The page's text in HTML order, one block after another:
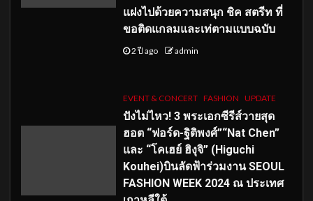
แฝงไปด้วยความสนุก ชิค สตรีท ที่
ขอติดแกลมและเท่ตามแบบฉบับ
2 ปี ago admin
EVENT & CONCERT FASHION UPDATE
ปังไม่ไหว! 3 พระเอกซีรีส์วายสุด
ฮอต “ฟอร์ด-ฐิติพงศ์”“Nat Chen”
และ “โคเฮย์ ฮิงุจิ” (Higuchi
Kouhei)บินลัดฟ้าร่วมงาน SEOUL
FASHION WEEK 2024 ณ ประเทศ